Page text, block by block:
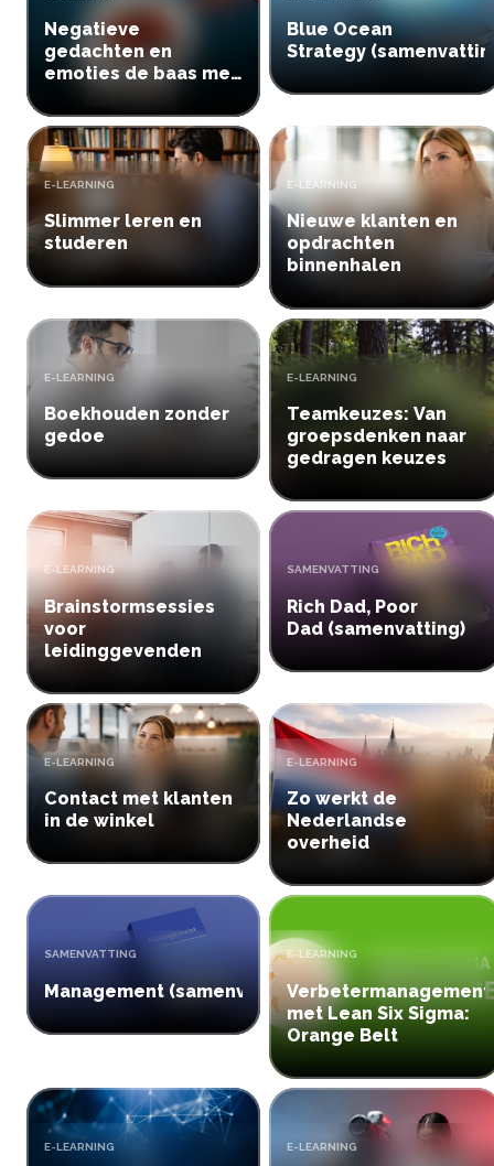
Negatieve
gedachten en
emoties de baas met
Blue Ocean
Strategy
Slimmer leren en
studeren
TYPE:
E-LEARNING
Nieuwe klanten en
opdrachten
binnenhalen
TYPE:
E-LEARNING
Boekhouden zonder
gedoe
TYPE:
E-LEARNING
Teamkeuzes: Van
groepsdenken naar
gedragen keuzes
TYPE:
E-LEARNING
Brainstormsessies
voor
leidinggevenden
TYPE:
E-LEARNING
Rich Dad, Poor
Dad (samenvatting)
TYPE:
SAMENVATTING
Contact met klanten
in de winkel
TYPE:
E-LEARNING
Zo werkt de
Nederlandse
overheid
TYPE:
E-LEARNING
Management (samenvatting)
TYPE:
SAMENVATTING
Verbetermanagement
met Lean Six Sigma:
Orange Belt
TYPE:
E-LEARNING
TYPE:
E-LEARNING TYPE:
E-LEARNING